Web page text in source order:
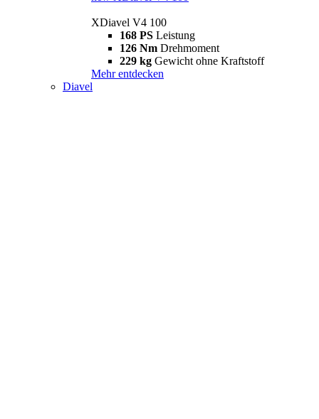
XDiavel V4 100
168 PS Leistung
126 Nm Drehmoment
229 kg Gewicht ohne Kraftstoff
Mehr entdecken
Diavel